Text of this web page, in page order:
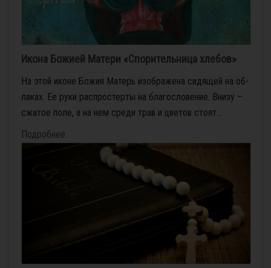
Икона Божией Матери «Спорительница хлебов»
На этой иконе Бо­жия Ма­терь изо­бра­же­на си­дя­щей на об­
ла­ках. Ее ру­ки рас­про­стер­ты на бла­го­сло­ве­ние. Вни­зу –
сжа­тое по­ле, а на нем сре­ди трав и цве­тов сто­ят...
Подробнее